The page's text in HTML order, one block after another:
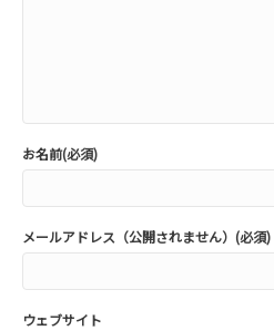
お名前(必須)
メールアドレス（公開されません）(必須)
ウェブサイト